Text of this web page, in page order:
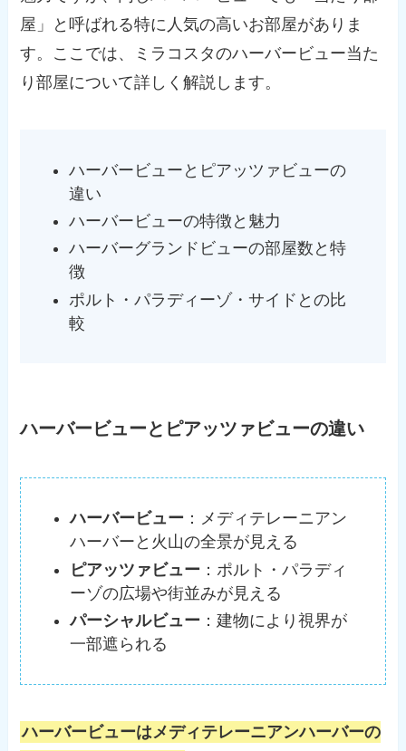
屋」と呼ばれる特に人気の高いお部屋がありま
す。ここでは、ミラコスタのハーバービュー当た
り部屋について詳しく解説します。
ハーバービューとピアッツァビューの
違い
ハーバービューの特徴と魅力
ハーバーグランドビューの部屋数と特
徴
ポルト・パラディーゾ・サイドとの比
較
ハーバービューとピアッツァビューの違い
ハーバービュー ：メディテレーニアン
ハーバーと火山の全景が見える
ピアッツァビュー ：ポルト・パラディ
ーゾの広場や街並みが見える
パーシャルビュー ：建物により視界が
一部遮られる
ハーバービューはメディテレーニアンハーバーの